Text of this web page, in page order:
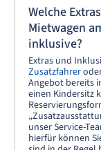
Welche
Mietwagen
inklusive?
Extras und
Zusatzfahrer
Angebot bereits
einen Kindersitz
unser Service-
hierfür können